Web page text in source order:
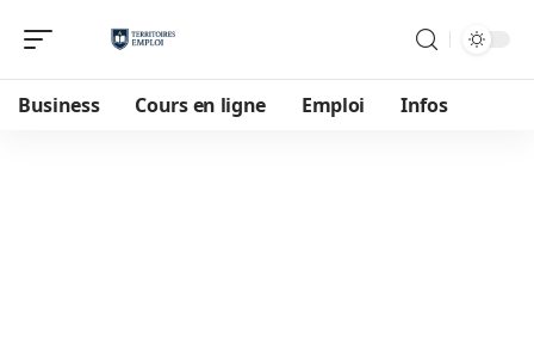
Business Cours en ligne Emploi Infos